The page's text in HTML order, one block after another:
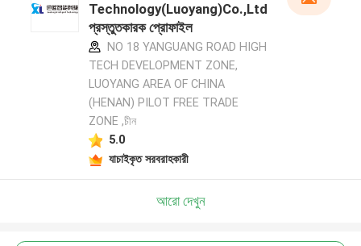
Technology(Luoyang)Co.,Ltd
প্রস্তুতকারক প্রোফাইল
NO 18 YANGUANG ROAD HIGH
TECH DEVELOPMENT ZONE,
LUOYANG AREA OF CHINA
(HENAN) PILOT FREE TRADE
ZONE ,চীন
5.0
যাচাইকৃত সরবরাহকারী
আরো দেখুন